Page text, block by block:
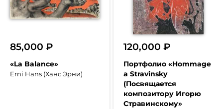
«La Balance»
Erni Hans (Ханс Эрни)
85,000 ₽
Портфолио «Hommage
a Stravinsky
(Посвящается
композитору Игорю
Стравинскому»
120,000₽